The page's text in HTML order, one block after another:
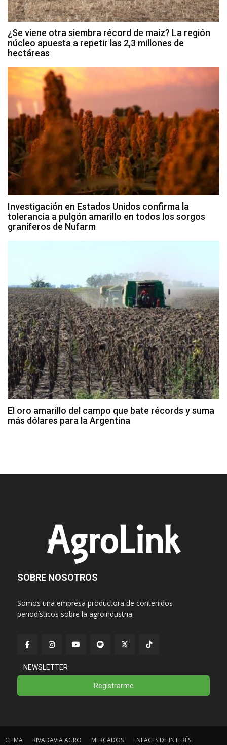
¿Se viene otra siembra récord de maíz? La región
núcleo apuesta a repetir las 2,3 millones de
hectáreas
Investigación en Estados Unidos confirma la
tolerancia a pulgón amarillo en todos los sorgos
graníferos de Nufarm
El oro amarillo del campo que bate récords y suma
más dólares para la Argentina
SOBRE NOSOTROS
Somos una empresa productora de contenidos
periodísticos sobre la agroindustria.
NEWSLETTER
Registrarme
CLIMA RIVADAVIA AGRO MERCADOS ENLACES DE INTERÉS